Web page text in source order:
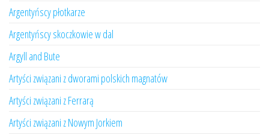
Argentyńscy płotkarze
Argentyńscy skoczkowie w dal
Argyll and Bute
Artyści związani z dworami polskich magnatów
Artyści związani z Ferrarą
Artyści związani z Nowym Jorkiem